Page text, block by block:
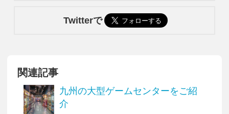
Twitterで
関連記事
九州の大型ゲームセンターをご紹
介